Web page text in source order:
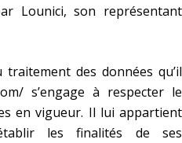
Lounici, son représentant
des données qu’il
s’engage à respecter le
en vigueur. Il lui appartient
les finalités de ses